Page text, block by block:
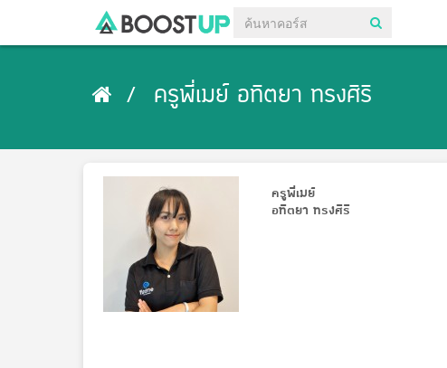
ครูพี่เมย์ อทิตยา ทรงศิริ
ครูพี่เมย์
อทิตยา ทรงศิริ